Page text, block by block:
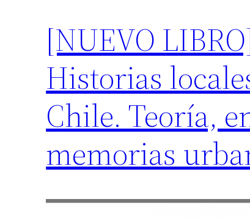
[NUEVO
Historias
Chile. Teoría,
memorias